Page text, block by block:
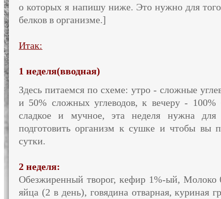
о которых я напишу ниже. Это нужно для
белков в организме.]
Итак:
1 неделя(вводная)
Здесь питаемся по схеме: утро - сложные
и 50% сложных углеводов, к вечеру - 100%
сладкое и мучное, эта неделя нужна для
подготовить организм к сушке и чтобы вы
сутки.
2 неделя:
Обезжиренный творог, кефир 1%-ый, Молоко
яйца (2 в день), говядина отварная, куриная